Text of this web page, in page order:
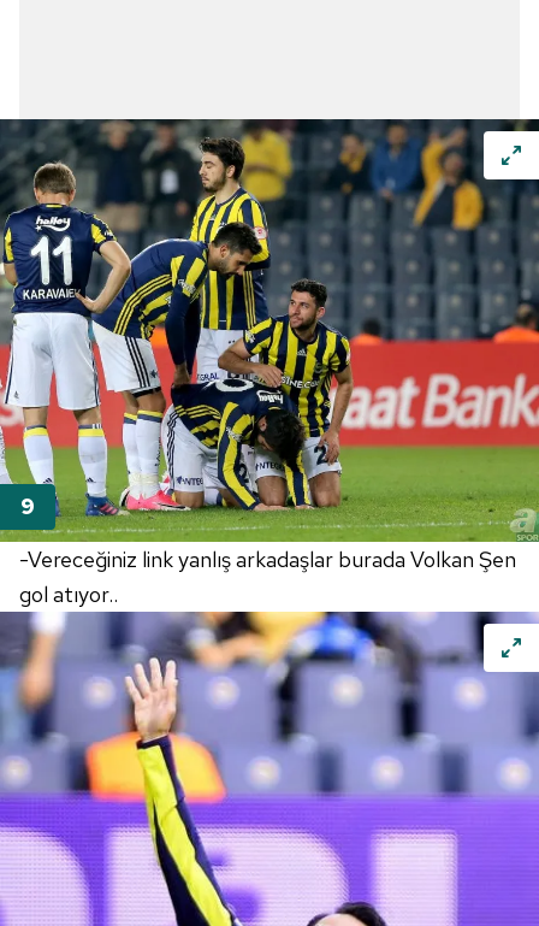
-Vereceğiniz link yanlış arkadaşlar burada Volkan Şen
gol atıyor..